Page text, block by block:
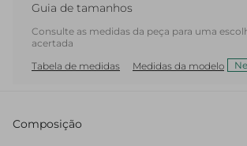
Guia de tamanhos
Consulte as medidas da peça para uma
acertada
Tabela de medidas
Medidas da modelo
Composição